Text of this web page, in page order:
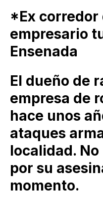
*Ex corredor
empresario
Ensenada
El dueño de
empresa de
hace unos
ataques
localidad.
por su
momento.